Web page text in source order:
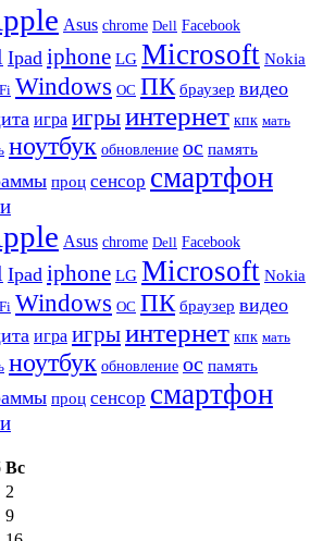
Asus chrome Dell Facebook
Ipad iphone LG Microsoft Nokia
Windows ОС ПК браузер видео
игра игрыинтернет кпк мать
ноутбук обновление ос память
проц сенсор смартфон
Asus chrome Dell Facebook
Ipad iphone LG Microsoft Nokia
Windows ОС ПК браузер видео
игра игрыинтернет кпк мать
ноутбук обновление ос память
проц сенсор смартфон
Вс
2
9